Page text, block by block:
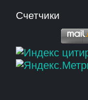
Счетчики